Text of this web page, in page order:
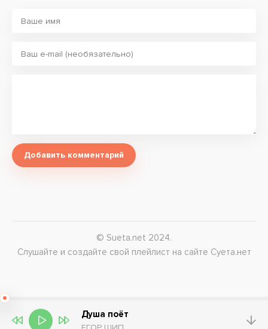
Добавить комментарий
© Sueta.net 2024.
Слушайте и создайте свой плейлист на сайте Суета.нет
Душа поёт